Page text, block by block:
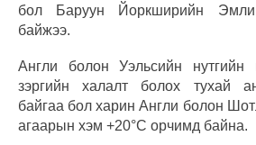
бол Баруун Йоркширийн Эмли
байжээ.
Англи болон Уэльсийн нутгийн
зэргийн халалт болох тухай
байгаа бол харин Англи болон
агаарын хэм +20°C орчимд байна.